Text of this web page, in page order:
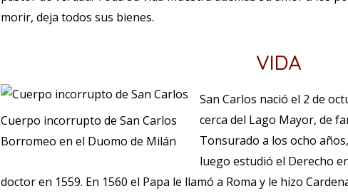
morir, deja todos sus bienes.
VIDA
Cuerpo incorrupto de San Carlos
Borromeo en el Duomo de Milán
San Carlos nació el 2 de
cerca del Lago Mayor, de
Tonsurado a los ocho
luego estudió el Derecho
doctor en 1559. En 1560 el Papa le llamó a Roma y le hizo